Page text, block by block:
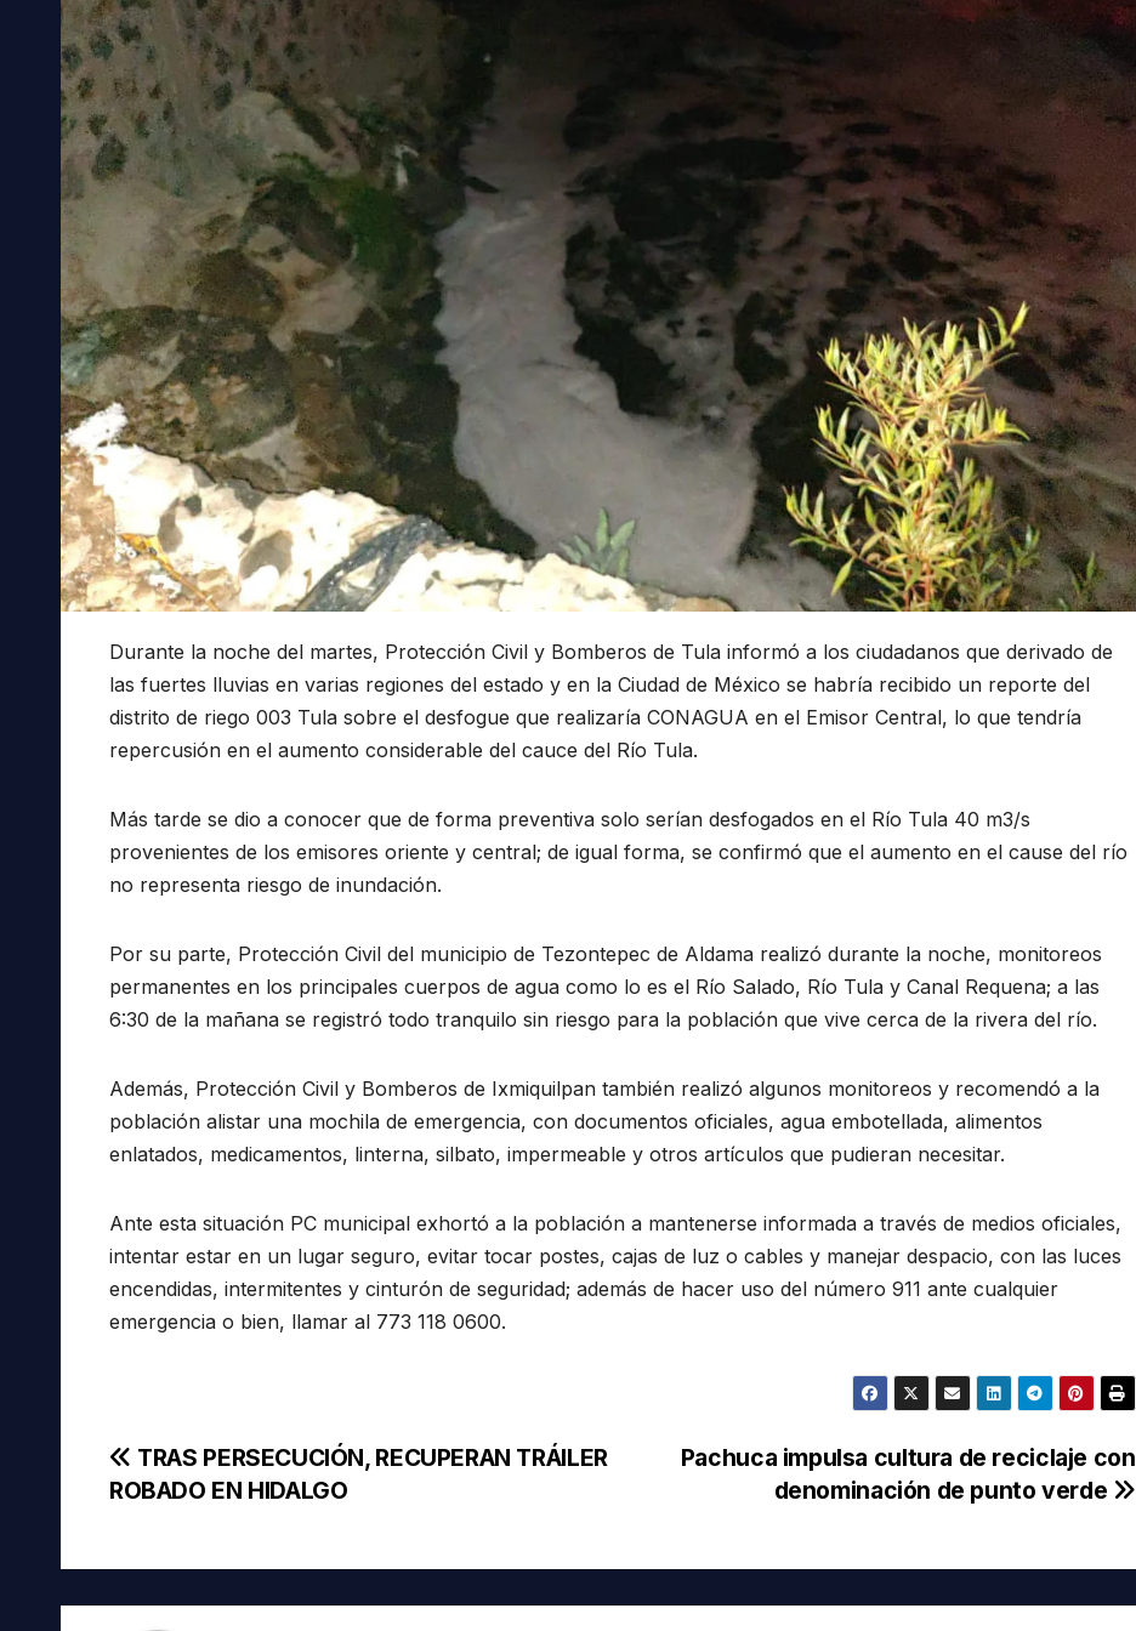
Durante la noche del martes, Protección Civil y Bomberos de Tula informó a los ciudadanos que derivado de
las fuertes lluvias en varias regiones del estado y en la Ciudad de México se habría recibido un reporte del
distrito de riego 003 Tula sobre el desfogue que realizaría CONAGUA en el Emisor Central, lo que tendría
repercusión en el aumento considerable del cauce del Río Tula.
Más tarde se dio a conocer que de forma preventiva solo serían desfogados en el Río Tula 40 m3/s
provenientes de los emisores oriente y central; de igual forma, se confirmó que el aumento en el cause del río
no representa riesgo de inundación.
Por su parte, Protección Civil del municipio de Tezontepec de Aldama realizó durante la noche, monitoreos
permanentes en los principales cuerpos de agua como lo es el Río Salado, Río Tula y Canal Requena; a las
6:30 de la mañana se registró todo tranquilo sin riesgo para la población que vive cerca de la rivera del río.
Además, Protección Civil y Bomberos de Ixmiquilpan también realizó algunos monitoreos y recomendó a la
población alistar una mochila de emergencia, con documentos oficiales, agua embotellada, alimentos
enlatados, medicamentos, linterna, silbato, impermeable y otros artículos que pudieran necesitar.
Ante esta situación PC municipal exhortó a la población a mantenerse informada a través de medios oficiales,
intentar estar en un lugar seguro, evitar tocar postes, cajas de luz o cables y manejar despacio, con las luces
encendidas, intermitentes y cinturón de seguridad; además de hacer uso del número 911 ante cualquier
emergencia o bien, llamar al 773 118 0600.
Navegación
entradas
Pachuca impulsa cultura de reciclaje con
denominación de punto verde
TRAS PERSECUCIÓN, RECUPERAN TRÁILER
ROBADO EN HIDALGO